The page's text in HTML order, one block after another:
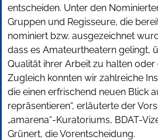
entscheiden. Unter den
Gruppen und Regisseure, die
nominiert bzw. ausgezeichnet
dass es Amateurtheatern gelingt,
Qualität ihrer Arbeit zu halten oder
Zugleich konnten wir zahlreiche
die einen erfrischend neuen Blick
repräsentieren“, erläuterte der
„amarena“-Kuratoriums, BDAT-
Grünert, die Vorentscheidung.